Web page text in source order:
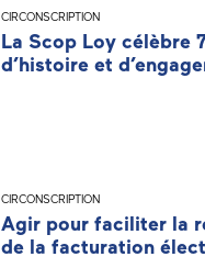
CIRCONSCRIPTION
La Scop Loy célèbre
d’histoire et
CIRCONSCRIPTION
Agir pour faciliter la
de la facturation